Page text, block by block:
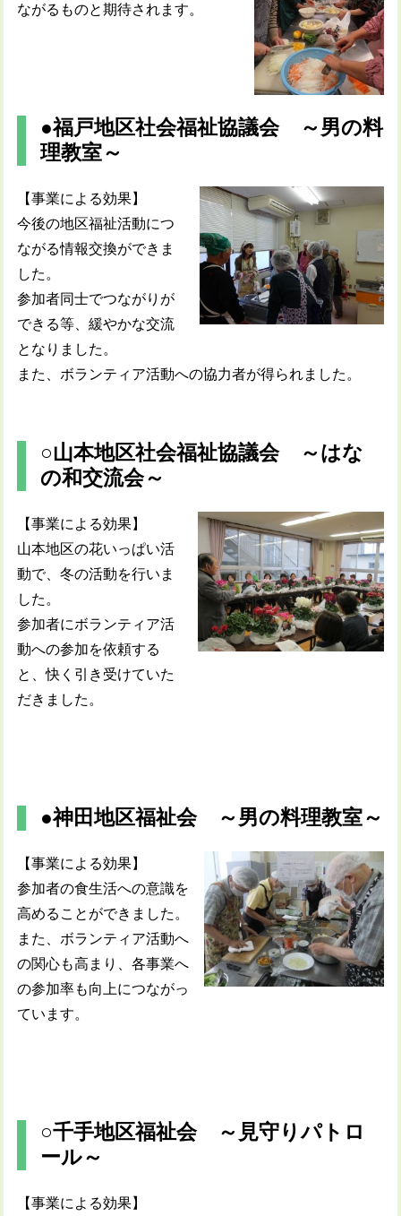
ながるものと期待されます。
●福戸地区社会福祉協議会 ～男の料
理教室～
【事業による効果】
今後の地区福祉活動につ
ながる情報交換ができま
した。
参加者同士でつながりが
できる等、緩やかな交流
となりました。
また、ボランティア活動への協力者が得られました。
○山本地区社会福祉協議会 ～はな
の和交流会～
【事業による効果】
山本地区の花いっぱい活
動で、冬の活動を行いま
した。
参加者にボランティア活
動への参加を依頼する
と、快く引き受けていた
だきました。
●神田地区福祉会 ～男の料理教室～
【事業による効果】
参加者の食生活への意識を
高めることができました。
また、ボランティア活動へ
の関心も高まり、各事業へ
の参加率も向上につながっ
ています。
○千手地区福祉会 ～見守りパトロ
ール～
【事業による効果】